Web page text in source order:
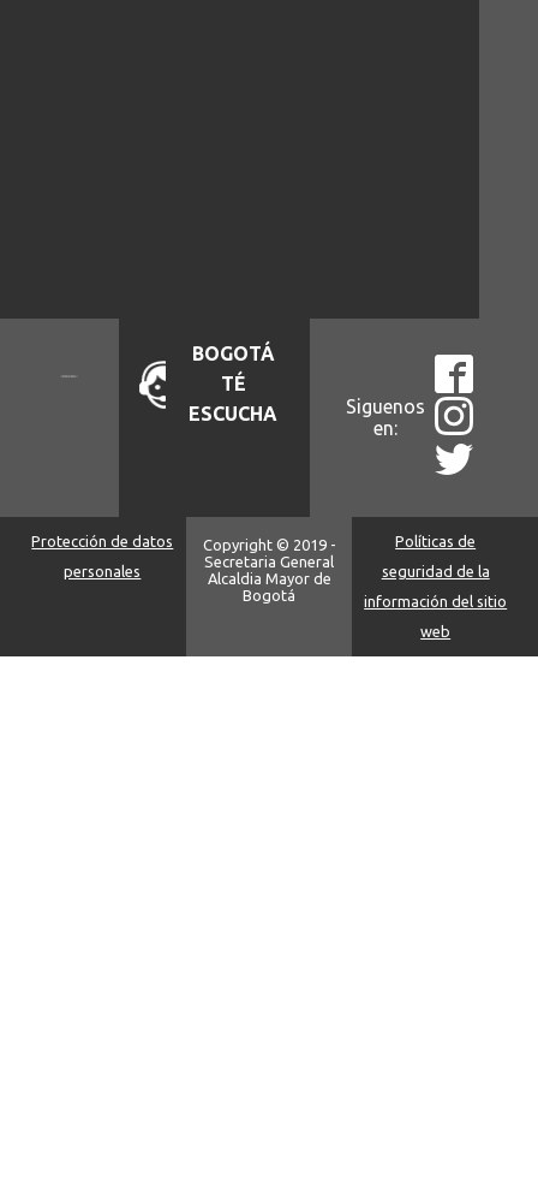
BOGOTÁ
TÉ
ESCUCHA
Siguenos
en:
Protección de datos
personales
Copyright © 2019 -
Secretaria General
Alcaldia Mayor de
Bogotá
Políticas de
seguridad de la
información del sitio
web